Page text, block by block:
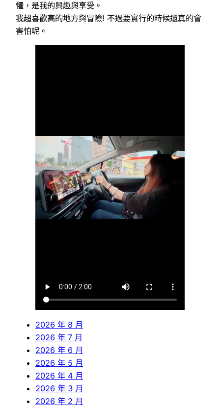
懼，是我的興趣與享受。
我超喜歡高的地方與冒險! 不過要實行的時候還真的會
害怕呢。
2026 年 8 月
2026 年 7 月
2026 年 6 月
2026 年 5 月
2026 年 4 月
2026 年 3 月
2026 年 2 月